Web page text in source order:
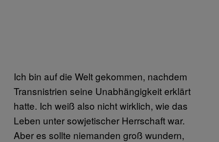
Ich bin auf die Welt gekommen, nachdem
Transnistrien seine Unabhängigkeit erklärt
hatte. Ich weiß also nicht wirklich, wie das
Leben unter sowjetischer Herrschaft war.
Aber es sollte niemanden groß wundern,